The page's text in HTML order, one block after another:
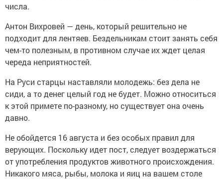
числа.
Антон Вихровей — день, который решительно не
подходит для лентяев. Бездельникам стоит занять себя
чем-то полезным, в противном случае их ждет целая
череда неприятностей.
На Руси старцы наставляли молодежь: без дела не
сиди, а то денег целый год не будет. Можно относиться
к этой примете по-разному, но существует она очень
давно.
Не обойдется 16 августа и без особых правил для
верующих. Поскольку идет пост, следует воздержаться
от употребления продуктов животного происхождения.
Никакого мяса, рыбы, молока и яиц на вашем столе